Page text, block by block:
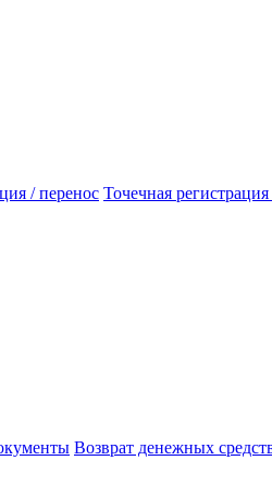
/ перенос Точечная
Возврат денежных